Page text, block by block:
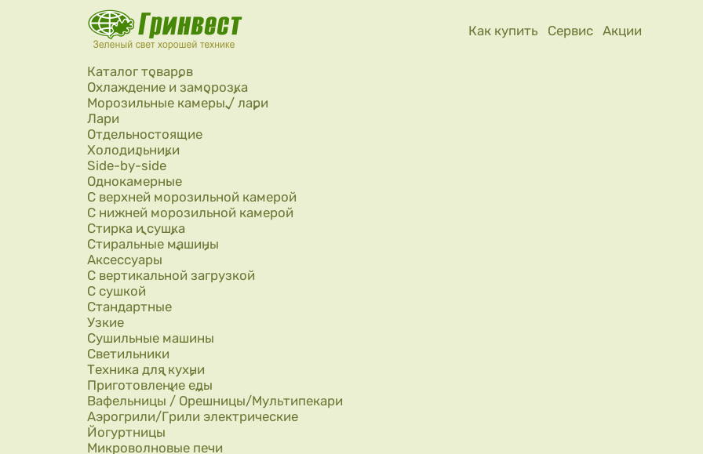
Перейти к основному содержанию
Как купить
Сервис Акции
Каталог товаров
Охлаждение и заморозка
Морозильные камеры / лари
Лари
Отдельностоящие
Холодильники
Side-by-side
Однокамерные
С верхней морозильной камерой
С нижней морозильной камерой
Стирка и сушка
Стиральные машины
Аксессуары
С вертикальной загрузкой
С сушкой
Стандартные
Узкие
Сушильные машины
Светильники
Техника для кухни
Приготовление еды
Вафельницы / Орешницы/Мультипекари
Аэрогрили/Грили электрические
Йогуртницы
Микроволновые печи